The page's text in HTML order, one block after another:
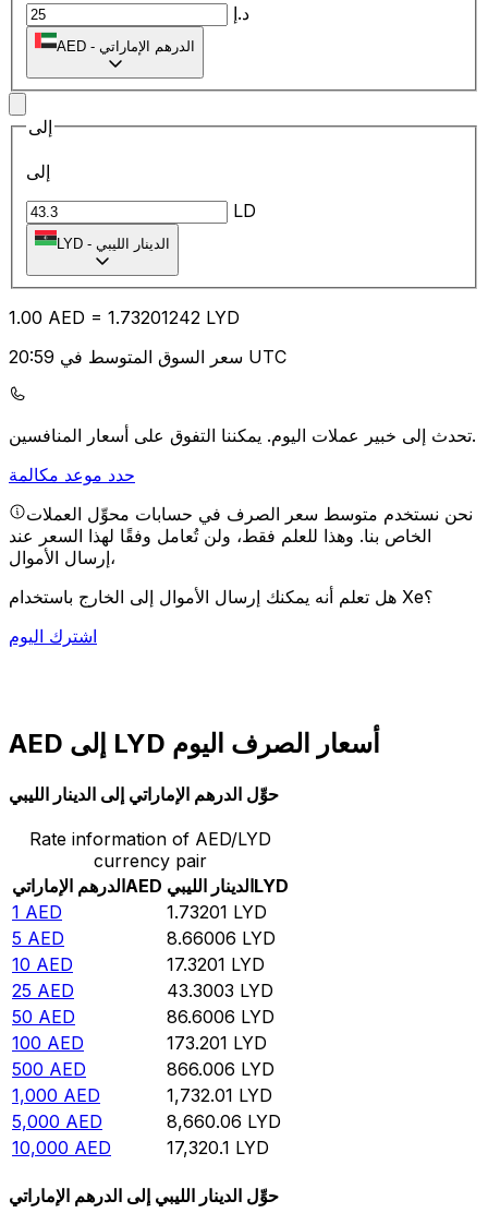
د.إ
AED - الدرهم الإماراتي
إلى
إلى
LD
LYD - الدينار الليبي
1.00 AED = 1.73201242 LYD
سعر السوق المتوسط في 20:59 UTC
تحدث إلى خبير عملات اليوم.يمكننا التفوق على أسعار المنافسين.
حدد موعد مكالمة
نحن نستخدم متوسط سعر الصرف في حسابات محوِّل العملات
الخاص بنا. وهذا للعلم فقط، ولن تُعامل وفقًا لهذا السعر عند
إرسال الأموال،
هل تعلم أنه يمكنك إرسال الأموال إلى الخارج باستخدام Xe؟
اشترك اليوم
AED إلى LYD أسعار الصرف اليوم
حوِّل الدرهم الإماراتي إلى الدينار الليبي
Rate information of AED/LYD
currency pair
الدرهم الإماراتيAED الدينار الليبيLYD
1 AED 1.73201 LYD
5 AED 8.66006 LYD
10 AED 17.3201 LYD
25 AED 43.3003 LYD
50 AED 86.6006 LYD
100 AED 173.201 LYD
500 AED 866.006 LYD
1,000 AED 1,732.01 LYD
5,000 AED 8,660.06 LYD
10,000 AED 17,320.1 LYD
حوِّل الدينار الليبي إلى الدرهم الإماراتي